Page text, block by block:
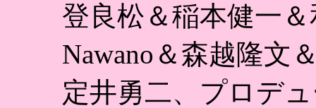
登良松＆稲本健一
Nawano＆森越隆文
定井勇二、プロデ